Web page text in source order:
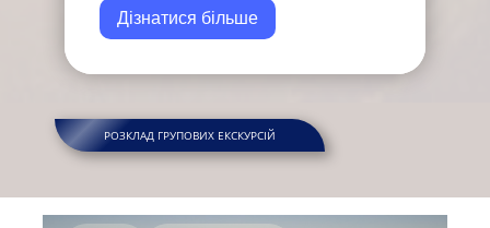
Дізнатися більше
РОЗКЛАД ГРУПОВИХ ЕКСКУРСІЙ